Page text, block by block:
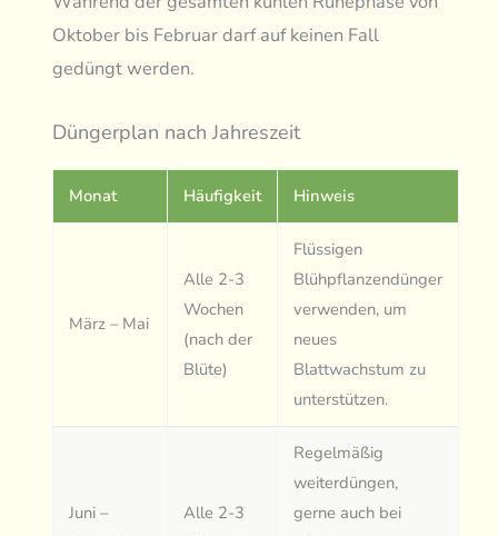
Oktober bis Februar darf auf keinen Fall
gedüngt werden.
Düngerplan nach Jahreszeit
Monat Häufigkeit Hinweis
März – Mai
Alle 2-3
Wochen
(nach der
Blüte)
Flüssigen
Blühpflanzendünger
verwenden, um
neues
Blattwachstum zu
unterstützen.
Juni –
Alle 2-3
Regelmäßig
weiterdüngen,
gerne auch bei